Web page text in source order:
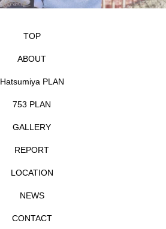
TOP
ABOUT
Hatsumiya PLAN
753 PLAN
GALLERY
REPORT
LOCATION
NEWS
CONTACT